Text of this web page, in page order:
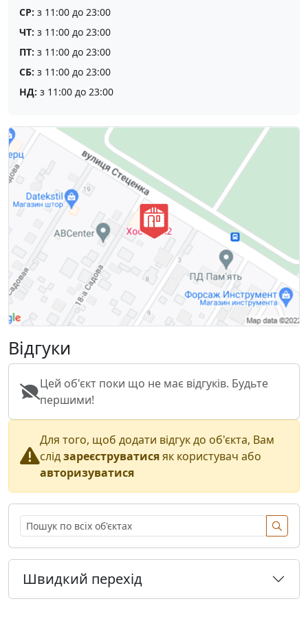
СР: з 11:00 до 23:00
ЧТ: з 11:00 до 23:00
ПТ: з 11:00 до 23:00
СБ: з 11:00 до 23:00
НД: з 11:00 до 23:00
Відгуки
Цей об'єкт поки що не має відгуків. Будьте
першими!
Для того, щоб додати відгук до об'єкта, Вам
слідзареєструватисяяк користувач або
авторизуватися
Швидкий перехід